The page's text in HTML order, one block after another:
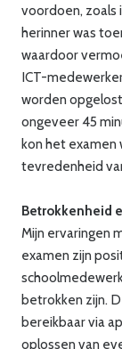
voordoen, zoals
herinner was
waardoor
ICT-
worden
ongeveer 45
kon het
tevredenheid
Betrokkenheid
Mijn ervaringen
examen zijn
betrokken zijn.
bereikbaar via
oplossen van